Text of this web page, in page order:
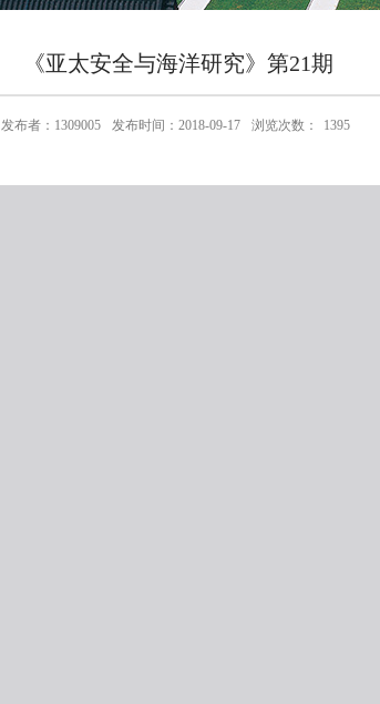
《亚太安全与海洋研究》第21期
发布者：1309005 发布时间：2018-09-17 浏览次数： 1395